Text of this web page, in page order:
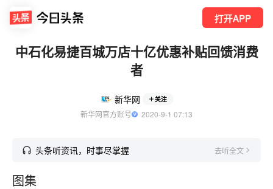
打开APP
中石化易捷百城万店十亿优惠补贴回馈消费
者
新华网 关注
新华网官方账号
  2020-9-1 07:13
头条听资讯，时事尽掌握 去听全文
图集